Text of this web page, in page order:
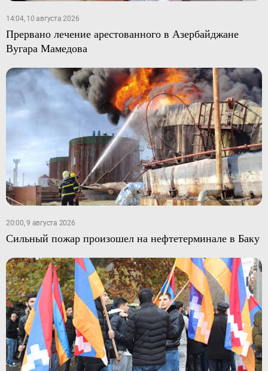
14:04, 10 августа 2026
Прервано лечение арестованного в Азербайджане
Вугара Мамедова
20:00, 9 августа 2026
Сильный пожар произошел на нефтетерминале в Баку